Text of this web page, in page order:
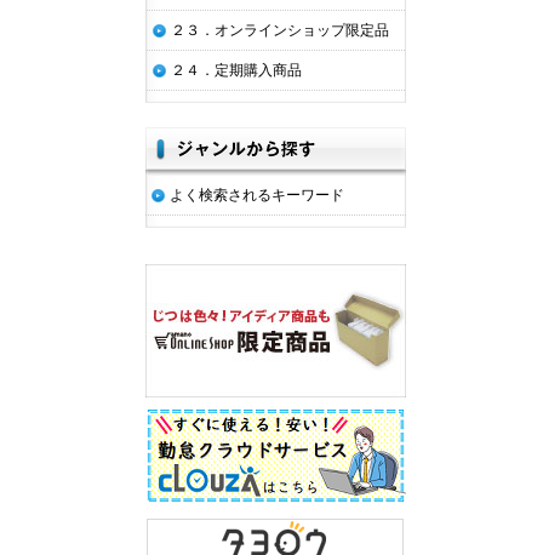
２３．オンラインショップ限定品
２４．定期購入商品
よく検索されるキーワード